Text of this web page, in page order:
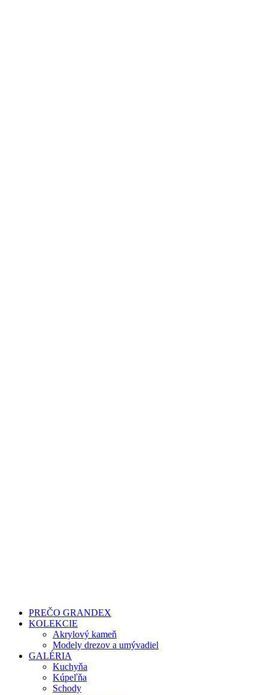
PREČO GRANDEX
KOLEKCIE
Akrylový kameň
Modely drezov a umývadiel
GALÉRIA
Kuchyňa
Kúpeľňa
Schody